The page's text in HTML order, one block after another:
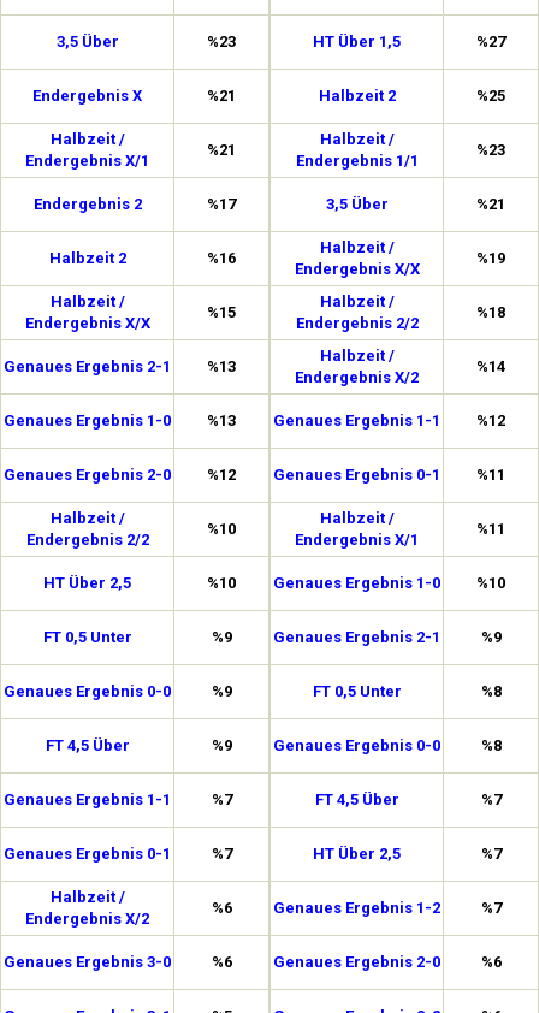
3,5 Über %23
Endergebnis X %21
Halbzeit /
Endergebnis X/1
%21
Endergebnis 2 %17
Halbzeit 2 %16
Halbzeit /
Endergebnis X/X
%15
Genaues Ergebnis 2-1 %13
Genaues Ergebnis 1-0 %13
Genaues Ergebnis 2-0 %12
Halbzeit /
Endergebnis 2/2
%10
HT Über 2,5 %10
FT 0,5 Unter %9
Genaues Ergebnis 0-0 %9
FT 4,5 Über %9
Genaues Ergebnis 1-1 %7
Genaues Ergebnis 0-1 %7
Halbzeit /
Endergebnis X/2
%6
Genaues Ergebnis 3-0 %6
HT Über 1,5 %27
Halbzeit 2 %25
Halbzeit /
Endergebnis 1/1
%23
3,5 Über %21
Halbzeit /
Endergebnis X/X
%19
Halbzeit /
Endergebnis 2/2
%18
Halbzeit /
Endergebnis X/2
%14
Genaues Ergebnis 1-1 %12
Genaues Ergebnis 0-1 %11
Halbzeit /
Endergebnis X/1
%11
Genaues Ergebnis 1-0 %10
Genaues Ergebnis 2-1 %9
FT 0,5 Unter %8
Genaues Ergebnis 0-0 %8
FT 4,5 Über %7
HT Über 2,5 %7
Genaues Ergebnis 1-2 %7
Genaues Ergebnis 2-0 %6